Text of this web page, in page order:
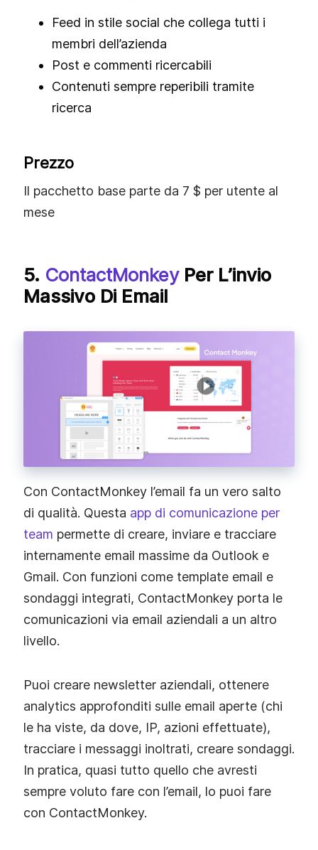
Feed in stile social che collega tutti i
membri dell’azienda
Post e commenti ricercabili
Contenuti sempre reperibili tramite
ricerca
Prezzo
Il pacchetto base parte da 7 $ per utente al
mese
5. ContactMonkeyPer L’invio
Massivo Di Email
Con ContactMonkey l’email fa un vero salto
di qualità. Questa app di comunicazione per
team permette di creare, inviare e tracciare
internamente email massime da Outlook e
Gmail. Con funzioni come template email e
sondaggi integrati, ContactMonkey porta le
comunicazioni via email aziendali a un altro
livello.
Puoi creare newsletter aziendali, ottenere
analytics approfonditi sulle email aperte (chi
le ha viste, da dove, IP, azioni effettuate),
tracciare i messaggi inoltrati, creare sondaggi.
In pratica, quasi tutto quello che avresti
sempre voluto fare con l’email, lo puoi fare
con ContactMonkey.